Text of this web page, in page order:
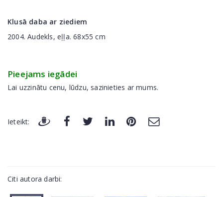
Klusā daba ar ziediem
2004. Audekls, eļļa. 68x55 cm
Pieejams iegādei
Lai uzzinātu cenu, lūdzu, sazinieties ar mums.
Ieteikt:
Citi autora darbi: